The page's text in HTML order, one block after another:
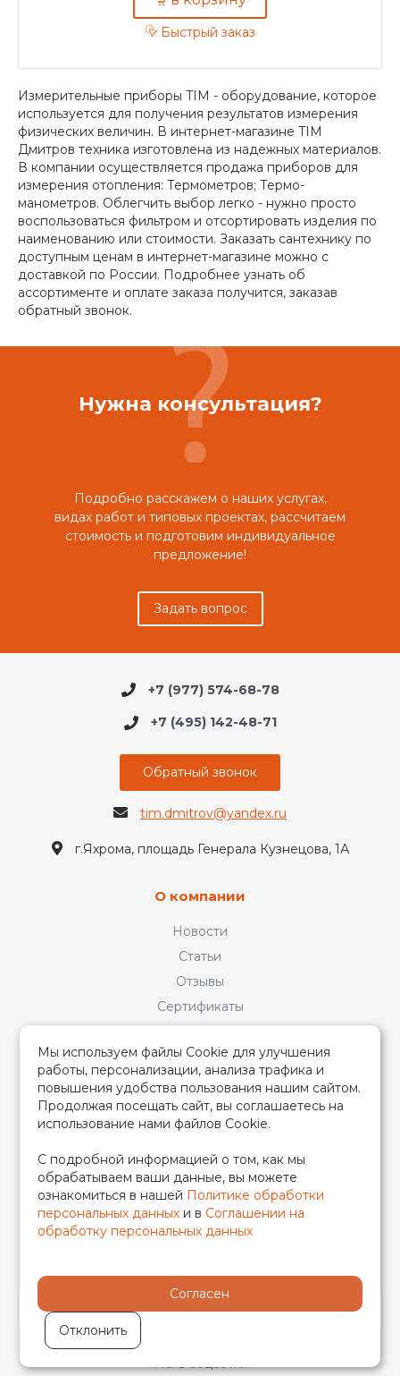
Быстрый заказ
Измерительные приборы TIM - оборудование, которое
используется для получения результатов измерения
физических величин. В интернет-магазине TIM
Дмитров техника изготовлена из надежных материалов.
В компании осуществляется продажа приборов для
измерения отопления: Термометров; Термо-
манометров. Облегчить выбор легко - нужно просто
воспользоваться фильтром и отсортировать изделия по
наименованию или стоимости. Заказать сантехнику по
доступным ценам в интернет-магазине можно с
доставкой по России. Подробнее узнать об
ассортименте и оплате заказа получится, заказав
обратный звонок.
Нужна консультация?
Подробно расскажем о наших услугах,
видах работ и типовых проектах, рассчитаем
стоимость и подготовим индивидуальное
предложение!
Задать вопрос
+7 (977) 574-68-78
+7 (495) 142-48-71
Обратный звонок
tim.dmitrov@yandex.ru
г.Яхрома, площадь Генерала Кузнецова, 1А
О компании
Новости
Статьи
Отзывы
Сертификаты
Пользовательское соглашение
Политика конфиденциальности
Наши партнеры
Продажа оборудования TIM (ТИМ)
Продажа, прокат монтажных инструментов TIM (ТИМ)
Монтаж систем отопления и водоснабжения
Мы в соцсетях
Мы используем файлы Cookie для улучшения
работы, персонализации, анализа трафика и
повышения удобства пользования нашим сайтом.
Продолжая посещать сайт, вы соглашаетесь на
использование нами файлов Cookie.
С подробной информацией о том, как мы
обрабатываем ваши данные, вы можете
ознакомиться в нашей Политике обработки
персональных данных и в Соглашении на
обработку персональных данных
Согласен
Отклонить